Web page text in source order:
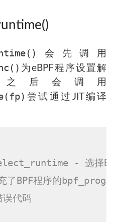
会先调用
为eBPF程序设置解
后会调用
尝试通过JIT编译
- 选择BPF
BPF程序的bpf_prog
代码